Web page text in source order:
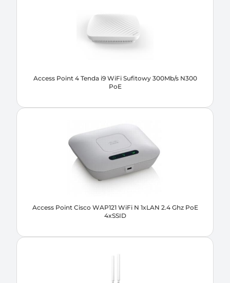
Access Point 4 Tenda i9 WiFi Sufitowy 300Mb/s N300
PoE
Access Point Cisco WAP121 WiFi N 1xLAN 2.4 Ghz PoE
4xSSID